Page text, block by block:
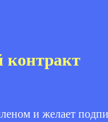
контракт
и желает